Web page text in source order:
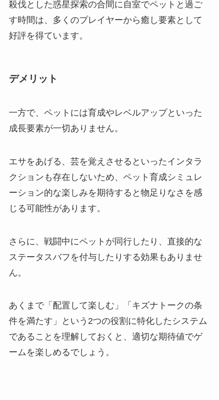
殺伐とした惑星探索の合間に自室でペットと過ご
す時間は、多くのプレイヤーから癒し要素として
好評を得ています。
デメリット
一方で、ペットには育成やレベルアップといった
成長要素が一切ありません。
エサをあげる、芸を覚えさせるといったインタラ
クションも存在しないため、ペット育成シミュレ
ーション的な楽しみを期待すると物足りなさを感
じる可能性があります。
さらに、戦闘中にペットが同行したり、直接的な
ステータスバフを付与したりする効果もありませ
ん。
あくまで「配置して楽しむ」「キズナトークの条
件を満たす」という2つの役割に特化したシステム
であることを理解しておくと、適切な期待値でゲ
ームを楽しめるでしょう。